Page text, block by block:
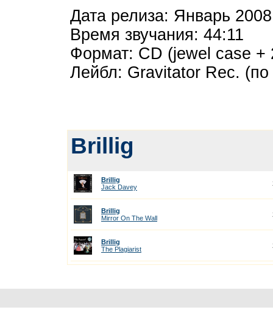
Дата релиза: Январь 2008
Время звучания: 44:11
Формат: CD (jewel case +
Лейбл: Gravitator Rec.
Brillig
Brillig
Jack Davey
Brillig
Mirror On The Wall
Brillig
The Plagiarist